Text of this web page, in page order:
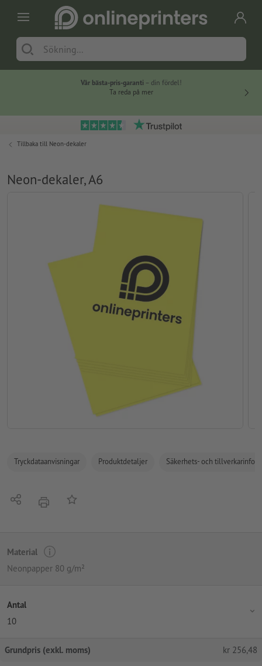
Vår bästa-pris-garanti – din fördel!
Ta reda på mer
Tillbaka till Neon-dekaler
Neon-dekaler, A6
Tryckdataanvisningar Produktdetaljer Säkerhets- och
Dela erbjudandePå anteckningslistan
Material
Neonpapper 80 g/m²
Antal
10
Grundpris (exkl. moms) kr 256,48